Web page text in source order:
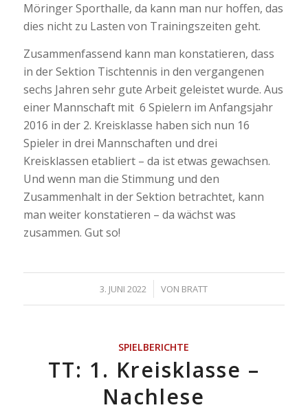
Möringer Sporthalle, da kann man nur hoffen, das
dies nicht zu Lasten von Trainingszeiten geht.
Zusammenfassend kann man konstatieren, dass
in der Sektion Tischtennis in den vergangenen
sechs Jahren sehr gute Arbeit geleistet wurde. Aus
einer Mannschaft mit 6 Spielern im Anfangsjahr
2016 in der 2. Kreisklasse haben sich nun 16
Spieler in drei Mannschaften und drei
Kreisklassen etabliert – da ist etwas gewachsen.
Und wenn man die Stimmung und den
Zusammenhalt in der Sektion betrachtet, kann
man weiter konstatieren – da wächst was
zusammen. Gut so!
3. JUNI 2022
/ VON BRATT
SPIELBERICHTE
TT: 1. Kreisklasse –
Nachlese